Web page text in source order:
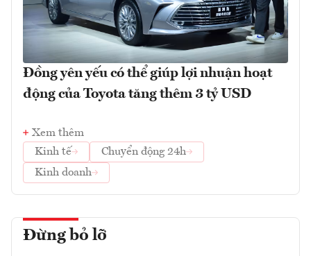
Đồng yên yếu có thể giúp lợi nhuận hoạt
động của Toyota tăng thêm 3 tỷ USD
Xem thêm
Kinh tế
Chuyển động 24h
Kinh doanh
Đừng bỏ lỡ